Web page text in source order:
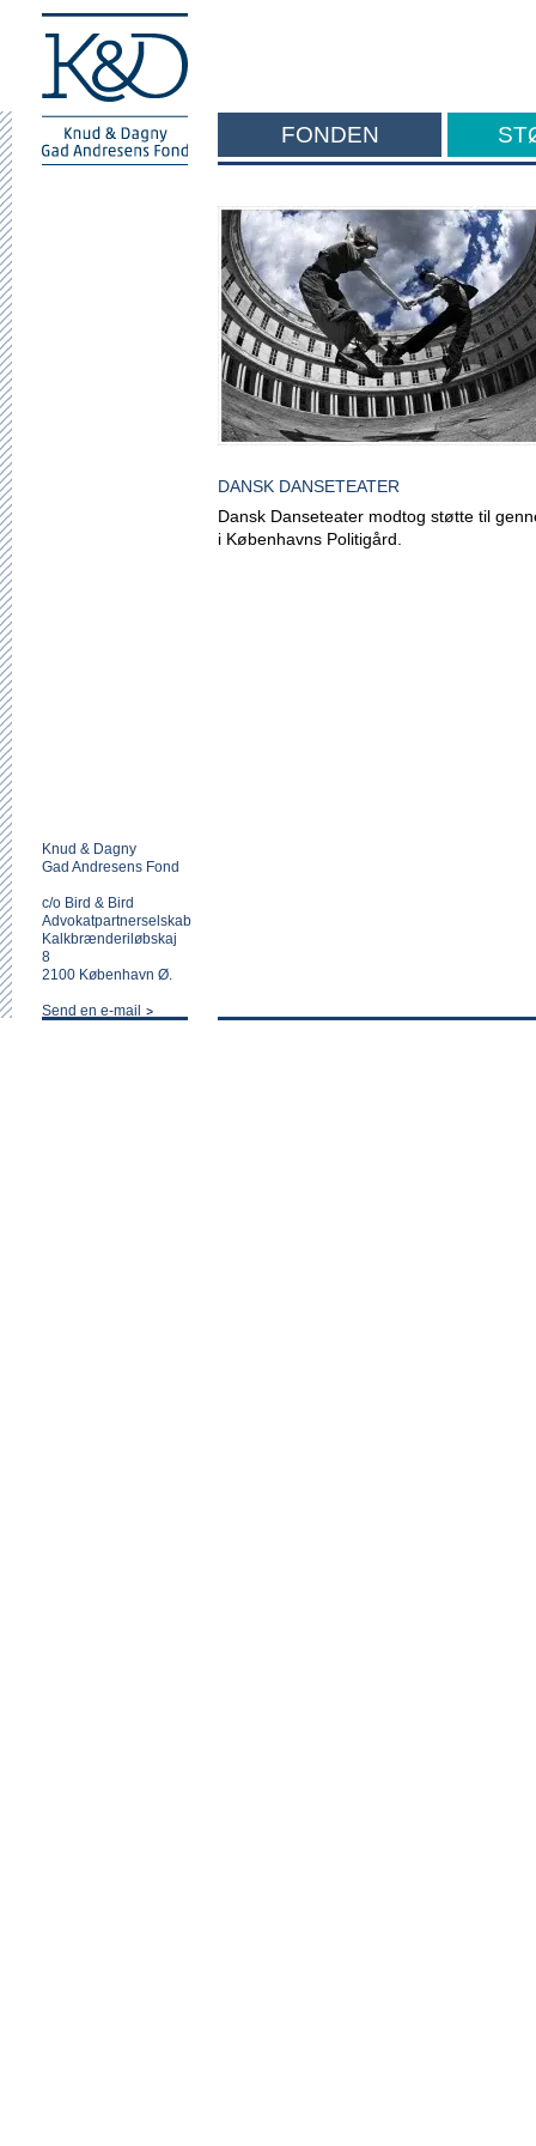
FONDEN
DANSK DANSETEATER
Dansk Danseteater modtog støtte til
i Københavns Politigård.
Knud & Dagny
Gad Andresens Fond
c/o Bird & Bird
Advokatpartnerselskab
Kalkbrænderiløbskaj
8
2100 København Ø.
Send en e-mail